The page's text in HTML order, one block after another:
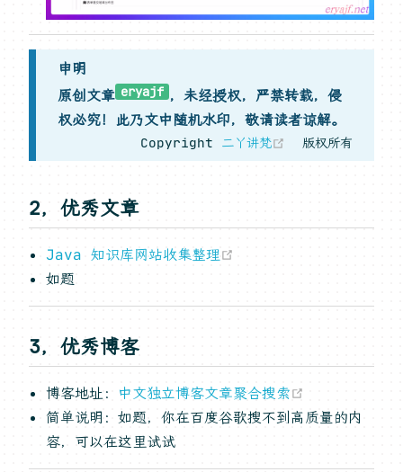
申明
原创文章 eryajf ，未经授权，严禁转载，侵
权必究！此乃文中随机水印，敬请读者谅解。
Copyright 二丫讲梵 (opens new
版权所有
2，优秀文章
Java 知识库网站收集整理
如题
3，优秀博客
博客地址： 中文独立博客文章聚合搜索
简单说明：如题，你在百度谷歌搜不到高质量的内
容，可以在这里试试